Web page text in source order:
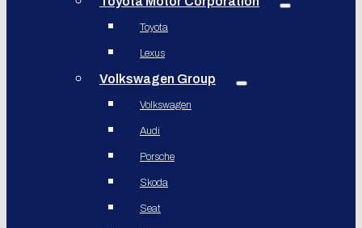
Toyota
Lexus
Volkswagen Group
Volkswagen
Audi
Porsche
Skoda
Seat